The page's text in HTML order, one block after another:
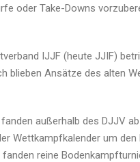
oder Take-Downs
IJJF (heute JJIF)
blieben Ansätze des alten
außerhalb des DJJV
Wettkampfkalender um
reine